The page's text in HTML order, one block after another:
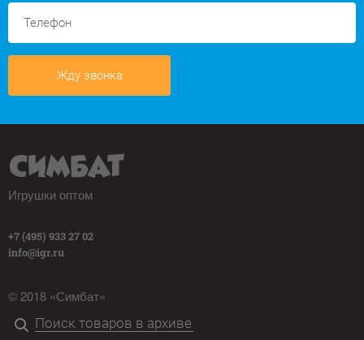
Жду звонка
Игрушки оптом
+7 (495) 933 27 02
info@igr.ru
© 2018 «Симбат»